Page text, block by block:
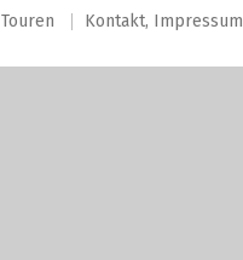
Touren Kontakt, Impressum